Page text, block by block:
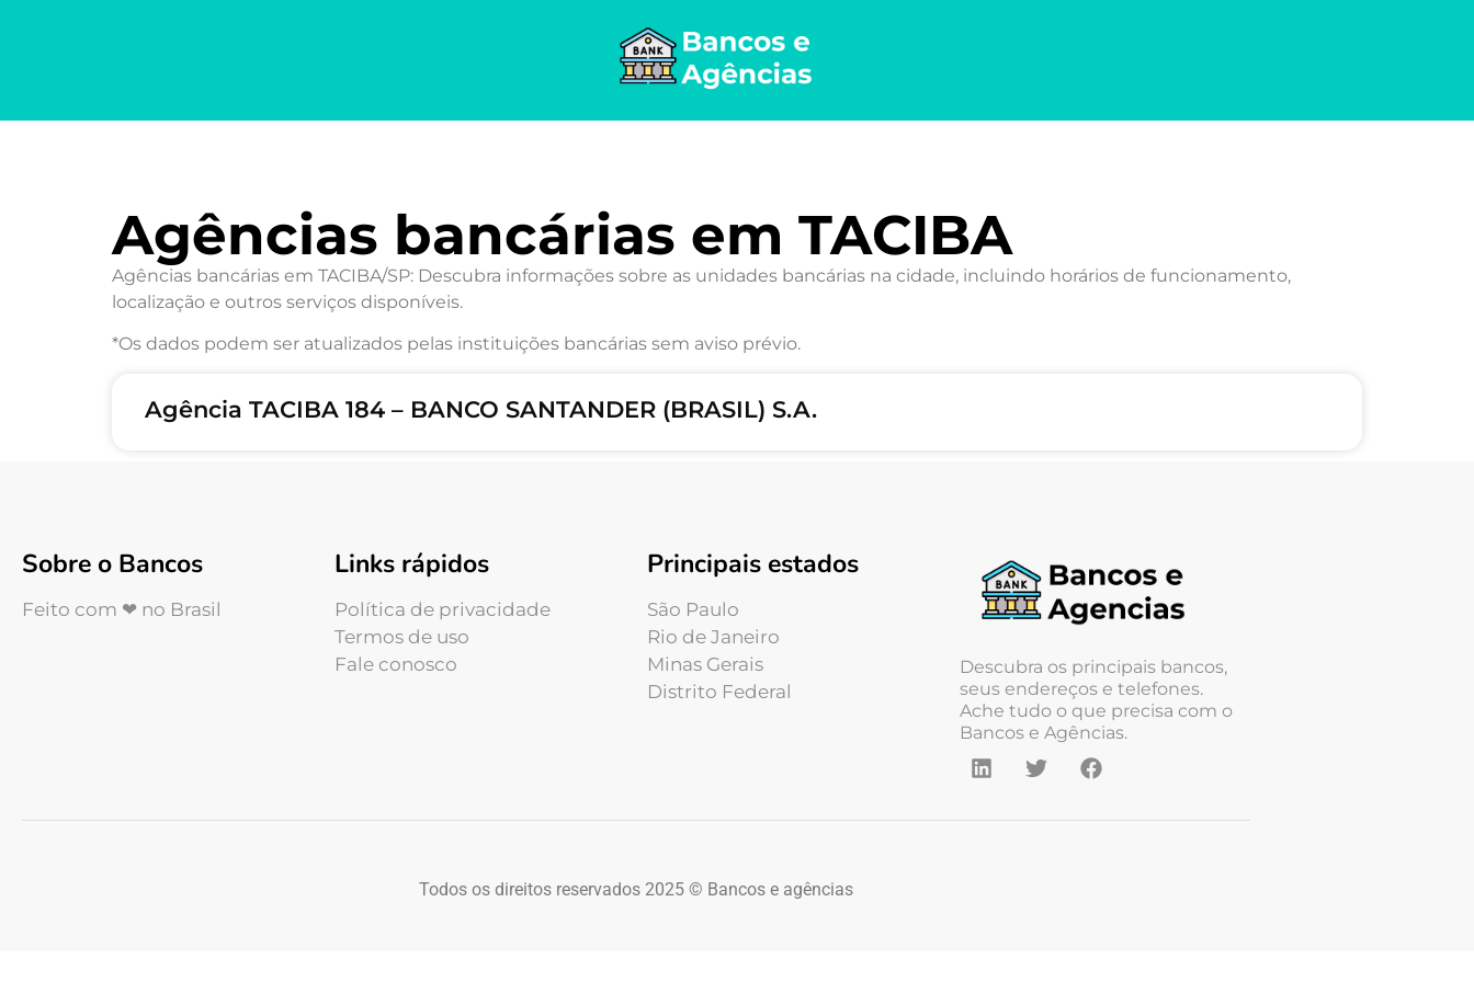
Agências bancárias em TACIBA
Agências bancárias em TACIBA/SP: Descubra informações sobre as unidades bancárias na cidade, incluindo horários de funcionamento,
localização e outros serviços disponíveis.
*Os dados podem ser atualizados pelas instituições bancárias sem aviso prévio.
Agência TACIBA 184 – BANCO SANTANDER (BRASIL) S.A.
Sobre o Bancos
Feito com ❤ no Brasil
Links rápidos
Política de privacidade
Termos de uso
Fale conosco
Principais estados
São Paulo
Rio de Janeiro
Minas Gerais
Distrito Federal
Descubra os principais bancos,
seus endereços e telefones.
Ache tudo o que precisa com o
Bancos e Agências.
Todos os direitos reservados 2025 © Bancos e agências